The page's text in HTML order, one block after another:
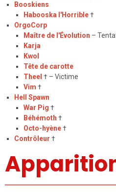
Booskiens
Habooska l'Horrible†
OrgoCorp
Maître de l'Évolution –
Karja
Kwol
Tête de carotte
Theel † – Victime
Vim †
Hell Spawn
War Pig †
Béhémoth †
Octo-hyène †
Contrôleur †